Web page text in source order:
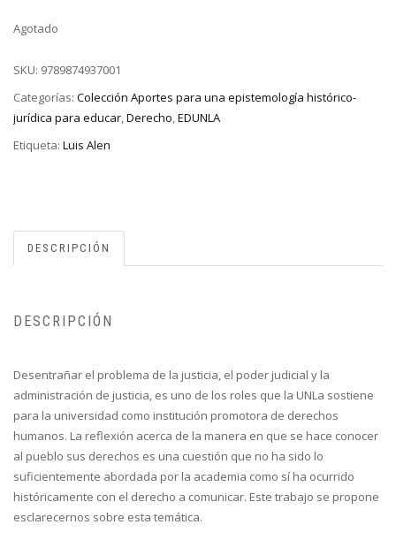
Agotado
SKU: 9789874937001
Categorías: Colección Aportes para una epistemología histórico-
jurídica para educar,Derecho,EDUNLA
Etiqueta: Luis Alen
DESCRIPCIÓN
DESCRIPCIÓN
Desentrañar el problema de la justicia, el poder judicial y la
administración de justicia, es uno de los roles que la UNLa sostiene
para la universidad como institución promotora de derechos
humanos. La reflexión acerca de la manera en que se hace conocer
al pueblo sus derechos es una cuestión que no ha sido lo
suficientemente abordada por la academia como sí ha ocurrido
históricamente con el derecho a comunicar. Este trabajo se propone
esclarecernos sobre esta temática.